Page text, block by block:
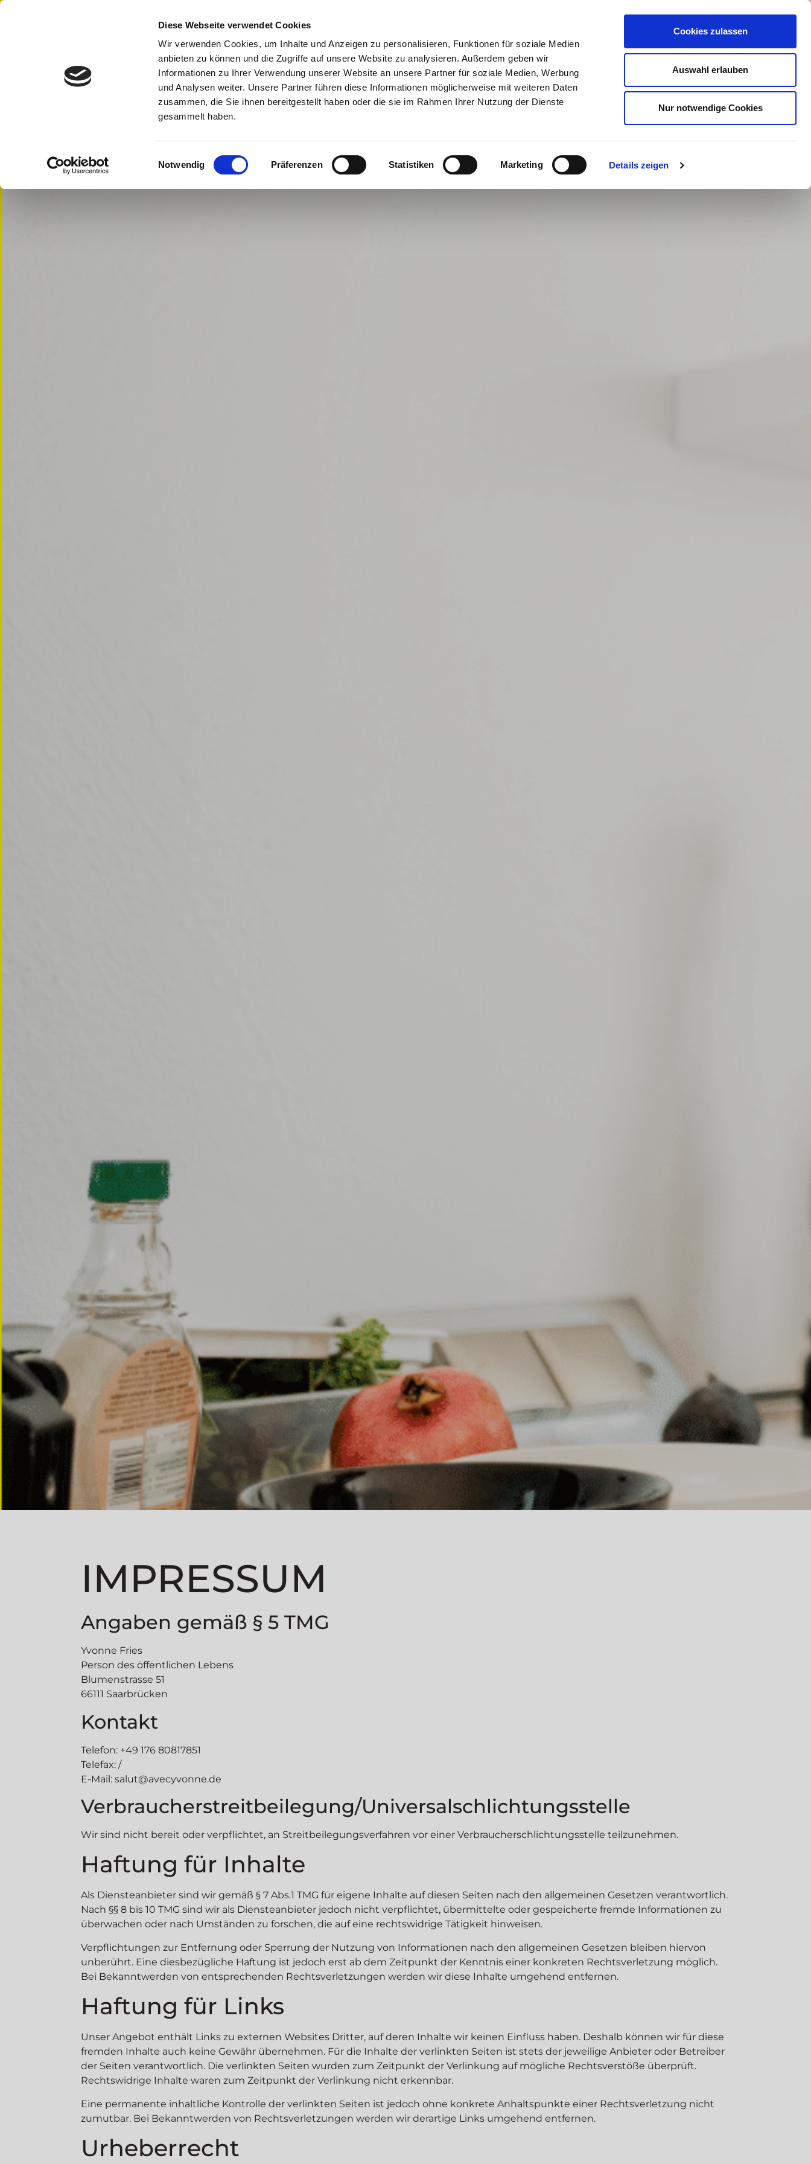
Diese Webseite verwendet Cookies
Wir verwenden Cookies, um Inhalte und Anzeigen zu personalisieren, Funktionen für soziale Medien
anbieten zu können und die Zugriffe auf unsere Website zu analysieren. Außerdem geben wir
Informationen zu Ihrer Verwendung unserer Website an unsere Partner für soziale Medien, Werbung
und Analysen weiter. Unsere Partner führen diese Informationen möglicherweise mit weiteren Daten
zusammen, die Sie ihnen bereitgestellt haben oder die sie im Rahmen Ihrer Nutzung der Dienste
gesammelt haben.
Einwilligungsauswahl
Notwendig Präferenzen Statistiken Marketing Details zeigen
Cookies zulassen
Auswahl erlauben
Nur notwendige Cookies
IMPRESSUM
Angaben gemäß § 5 TMG
Yvonne Fries
Person des öffentlichen Lebens
Blumenstrasse 51
66111 Saarbrücken
Kontakt
Telefon: +49 176 80817851
Telefax: /
E-Mail: salut@avecyvonne.de
Verbraucher­streit­beilegung/Universal­schlichtungs­stelle
Wir sind nicht bereit oder verpflichtet, an Streitbeilegungsverfahren vor einer Verbraucherschlichtungsstelle teilzunehmen.
Haftung für Inhalte
Als Diensteanbieter sind wir gemäß § 7 Abs.1 TMG für eigene Inhalte auf diesen Seiten nach den allgemeinen Gesetzen verantwortlich.
Nach §§ 8 bis 10 TMG sind wir als Diensteanbieter jedoch nicht verpflichtet, übermittelte oder gespeicherte fremde Informationen zu
überwachen oder nach Umständen zu forschen, die auf eine rechtswidrige Tätigkeit hinweisen.
Verpflichtungen zur Entfernung oder Sperrung der Nutzung von Informationen nach den allgemeinen Gesetzen bleiben hiervon
unberührt. Eine diesbezügliche Haftung ist jedoch erst ab dem Zeitpunkt der Kenntnis einer konkreten Rechtsverletzung möglich.
Bei Bekanntwerden von entsprechenden Rechtsverletzungen werden wir diese Inhalte umgehend entfernen.
Haftung für Links
Unser Angebot enthält Links zu externen Websites Dritter, auf deren Inhalte wir keinen Einfluss haben. Deshalb können wir für diese
fremden Inhalte auch keine Gewähr übernehmen. Für die Inhalte der verlinkten Seiten ist stets der jeweilige Anbieter oder Betreiber
der Seiten verantwortlich. Die verlinkten Seiten wurden zum Zeitpunkt der Verlinkung auf mögliche Rechtsverstöße überprüft.
Rechtswidrige Inhalte waren zum Zeitpunkt der Verlinkung nicht erkennbar.
Eine permanente inhaltliche Kontrolle der verlinkten Seiten ist jedoch ohne konkrete Anhaltspunkte einer Rechtsverletzung nicht
zumutbar. Bei Bekanntwerden von Rechtsverletzungen werden wir derartige Links umgehend entfernen.
Urheberrecht